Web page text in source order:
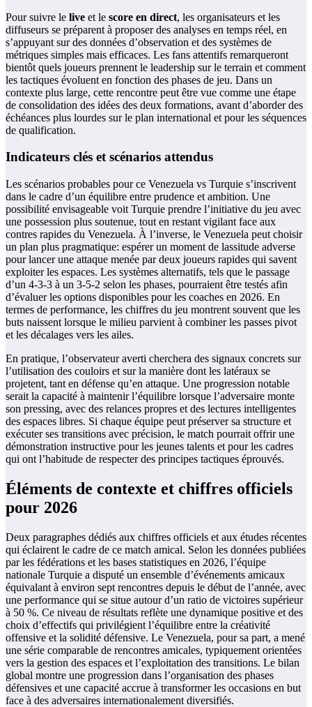
Pour suivre le live et le score en direct, les organisateurs et les
diffuseurs se préparent à proposer des analyses en temps réel, en
s’appuyant sur des données d’observation et des systèmes de
métriques simples mais efficaces. Les fans attentifs remarqueront
bientôt quels joueurs prennent le leadership sur le terrain et comment
les tactiques évoluent en fonction des phases de jeu. Dans un
contexte plus large, cette rencontre peut être vue comme une étape
de consolidation des idées des deux formations, avant d’aborder des
échéances plus lourdes sur le plan international et pour les séquences
de qualification.
Indicateurs clés et scénarios attendus
Les scénarios probables pour ce Venezuela vs Turquie s’inscrivent
dans le cadre d’un équilibre entre prudence et ambition. Une
possibilité envisageable voit Turquie prendre l’initiative du jeu avec
une possession plus soutenue, tout en restant vigilant face aux
contres rapides du Venezuela. À l’inverse, le Venezuela peut choisir
un plan plus pragmatique: espérer un moment de lassitude adverse
pour lancer une attaque menée par deux joueurs rapides qui savent
exploiter les espaces. Les systèmes alternatifs, tels que le passage
d’un 4-3-3 à un 3-5-2 selon les phases, pourraient être testés afin
d’évaluer les options disponibles pour les coaches en 2026. En
termes de performance, les chiffres du jeu montrent souvent que les
buts naissent lorsque le milieu parvient à combiner les passes pivot
et les décalages vers les ailes.
En pratique, l’observateur averti cherchera des signaux concrets sur
l’utilisation des couloirs et sur la manière dont les latéraux se
projetent, tant en défense qu’en attaque. Une progression notable
serait la capacité à maintenir l’équilibre lorsque l’adversaire monte
son pressing, avec des relances propres et des lectures intelligentes
des espaces libres. Si chaque équipe peut préserver sa structure et
exécuter ses transitions avec précision, le match pourrait offrir une
démonstration instructive pour les jeunes talents et pour les cadres
qui ont l’habitude de respecter des principes tactiques éprouvés.
Éléments de contexte et chiffres officiels
pour 2026
Deux paragraphes dédiés aux chiffres officiels et aux études récentes
qui éclairent le cadre de ce match amical. Selon les données publiées
par les fédérations et les bases statistiques en 2026, l’équipe
nationale Turquie a disputé un ensemble d’événements amicaux
équivalant à environ sept rencontres depuis le début de l’année, avec
une performance qui se situe autour d’un ratio de victoires supérieur
à 50 %. Ce niveau de résultats reflète une dynamique positive et des
choix d’effectifs qui privilégient l’équilibre entre la créativité
offensive et la solidité défensive. Le Venezuela, pour sa part, a mené
une série comparable de rencontres amicales, typiquement orientées
vers la gestion des espaces et l’exploitation des transitions. Le bilan
global montre une progression dans l’organisation des phases
défensives et une capacité accrue à transformer les occasions en but
face à des adversaires internationalement diversifiés.